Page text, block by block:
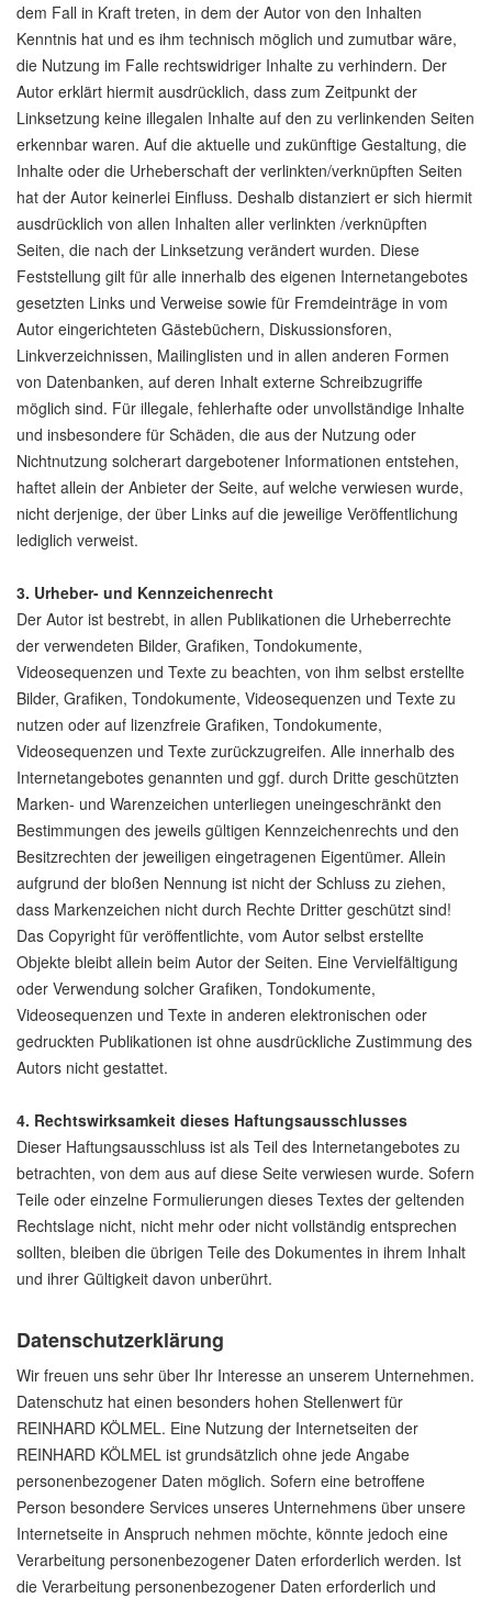
dem Fall in Kraft treten, in dem der Autor von den Inhalten
Kenntnis hat und es ihm technisch möglich und zumutbar wäre,
die Nutzung im Falle rechtswidriger Inhalte zu verhindern. Der
Autor erklärt hiermit ausdrücklich, dass zum Zeitpunkt der
Linksetzung keine illegalen Inhalte auf den zu verlinkenden Seiten
erkennbar waren. Auf die aktuelle und zukünftige Gestaltung, die
Inhalte oder die Urheberschaft der verlinkten/verknüpften Seiten
hat der Autor keinerlei Einfluss. Deshalb distanziert er sich hiermit
ausdrücklich von allen Inhalten aller verlinkten /verknüpften
Seiten, die nach der Linksetzung verändert wurden. Diese
Feststellung gilt für alle innerhalb des eigenen Internetangebotes
gesetzten Links und Verweise sowie für Fremdeinträge in vom
Autor eingerichteten Gästebüchern, Diskussionsforen,
Linkverzeichnissen, Mailinglisten und in allen anderen Formen
von Datenbanken, auf deren Inhalt externe Schreibzugriffe
möglich sind. Für illegale, fehlerhafte oder unvollständige Inhalte
und insbesondere für Schäden, die aus der Nutzung oder
Nichtnutzung solcherart dargebotener Informationen entstehen,
haftet allein der Anbieter der Seite, auf welche verwiesen wurde,
nicht derjenige, der über Links auf die jeweilige Veröffentlichung
lediglich verweist.
3. Urheber- und Kennzeichenrecht
Der Autor ist bestrebt, in allen Publikationen die Urheberrechte
der verwendeten Bilder, Grafiken, Tondokumente,
Videosequenzen und Texte zu beachten, von ihm selbst erstellte
Bilder, Grafiken, Tondokumente, Videosequenzen und Texte zu
nutzen oder auf lizenzfreie Grafiken, Tondokumente,
Videosequenzen und Texte zurückzugreifen. Alle innerhalb des
Internetangebotes genannten und ggf. durch Dritte geschützten
Marken- und Warenzeichen unterliegen uneingeschränkt den
Bestimmungen des jeweils gültigen Kennzeichenrechts und den
Besitzrechten der jeweiligen eingetragenen Eigentümer. Allein
aufgrund der bloßen Nennung ist nicht der Schluss zu ziehen,
dass Markenzeichen nicht durch Rechte Dritter geschützt sind!
Das Copyright für veröffentlichte, vom Autor selbst erstellte
Objekte bleibt allein beim Autor der Seiten. Eine Vervielfältigung
oder Verwendung solcher Grafiken, Tondokumente,
Videosequenzen und Texte in anderen elektronischen oder
gedruckten Publikationen ist ohne ausdrückliche Zustimmung des
Autors nicht gestattet.
4. Rechtswirksamkeit dieses Haftungsausschlusses
Dieser Haftungsausschluss ist als Teil des Internetangebotes zu
betrachten, von dem aus auf diese Seite verwiesen wurde. Sofern
Teile oder einzelne Formulierungen dieses Textes der geltenden
Rechtslage nicht, nicht mehr oder nicht vollständig entsprechen
sollten, bleiben die übrigen Teile des Dokumentes in ihrem Inhalt
und ihrer Gültigkeit davon unberührt.
Datenschutzerklärung
Wir freuen uns sehr über Ihr Interesse an unserem Unternehmen.
Datenschutz hat einen besonders hohen Stellenwert für
REINHARD KÖLMEL. Eine Nutzung der Internetseiten der
REINHARD KÖLMEL ist grundsätzlich ohne jede Angabe
personenbezogener Daten möglich. Sofern eine betroffene
Person besondere Services unseres Unternehmens über unsere
Internetseite in Anspruch nehmen möchte, könnte jedoch eine
Verarbeitung personenbezogener Daten erforderlich werden. Ist
die Verarbeitung personenbezogener Daten erforderlich und